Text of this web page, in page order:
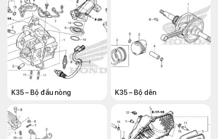
K35 – Bộ đầu nòng K35 – Bộ dên